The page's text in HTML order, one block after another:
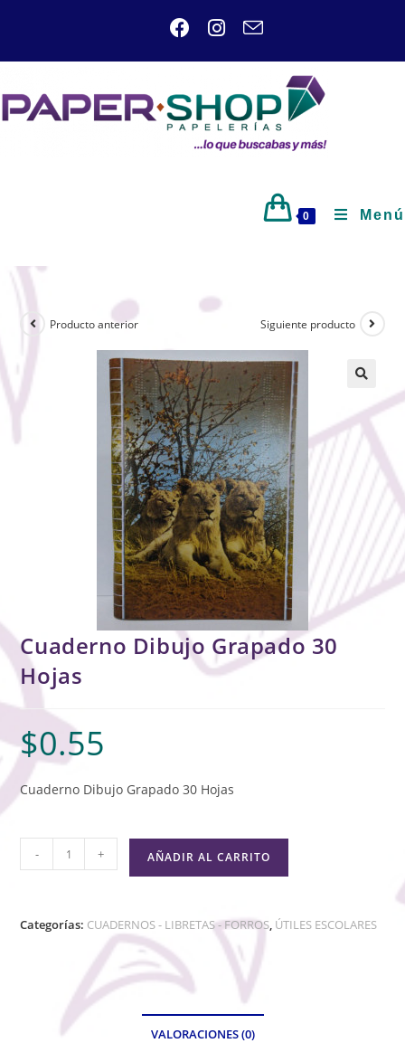
0 Menú
Producto anterior Siguiente producto
Cuaderno Dibujo Grapado 30
Hojas
$0.55
Cuaderno Dibujo Grapado 30 Hojas
- + AÑADIR AL CARRITO
Categorías: CUADERNOS - LIBRETAS - FORROS, ÚTILES ESCOLARES
VALORACIONES (0)